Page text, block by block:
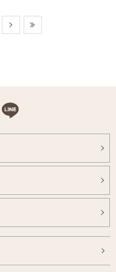
Instagram